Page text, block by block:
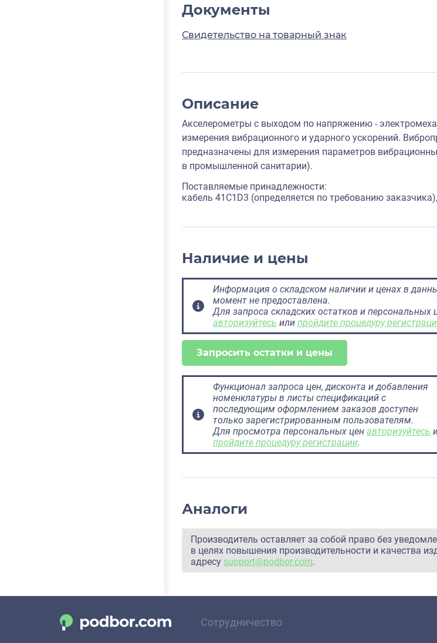
Документы
Свидетельство на товарный знак
Описание
Акселерометры с выходом по напряжению -
измерения вибрационного и ударного ускорений.
предназначены для измерения параметров
в промышленной санитарии).
Поставляемые принадлежности:
кабель 41C1D3 (определяется по требованию
Наличие и цены
Информация о складском наличии и ценах в
момент не предоставлена.
Для запроса складских остатков и персональных
авторизуйтесь или пройдите процедуру
Запросить остатки и цены
Функционал запроса цен, дисконта и добавления
номенклатуры в листы спецификаций с
последующим оформлением заказов доступен
только зарегистрированным пользователям.
Для просмотра персональных цен авторизуйтесь
пройдите процедуру регистрации.
Аналоги
Производитель оставляет за собой право без
в целях повышения производительности и качества
адресу support@podbor.com.
Сотрудничество